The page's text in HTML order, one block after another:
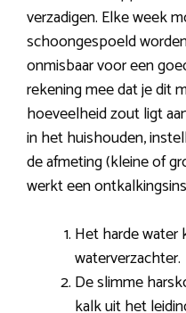
verzadigen. Elke week
schoongespoeld
onmisbaar voor een
rekening mee dat je dit
hoeveelheid zout ligt
in het huishouden,
de afmeting (kleine of
werkt een
Het harde water
waterverzachter.
De slimme
kalk uit het